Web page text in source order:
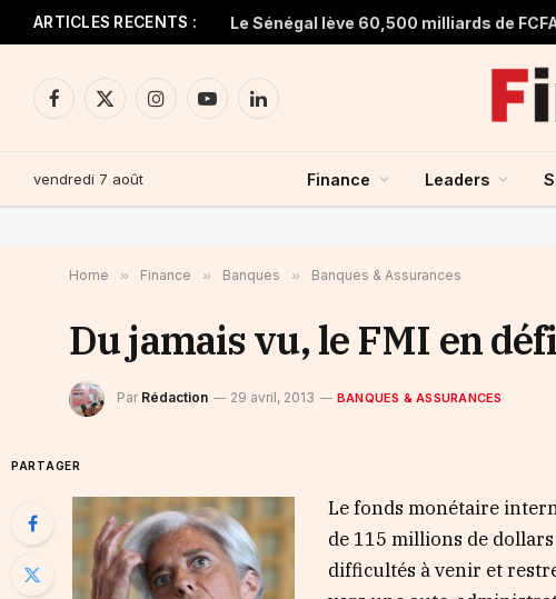
ARTICLES RECENTS :
Facebook
X
InstagramYouTubeLinkedIn
vendredi 7 août Finance Leaders
Home » Finance » Banques » Banques & Assurances
Du jamais vu, le FMI en
Par Rédaction 29 avril, 2013 BANQUES & ASSURANCES
PARTAGER
Le fonds monétaire
de 115 millions de
difficultés à venir et